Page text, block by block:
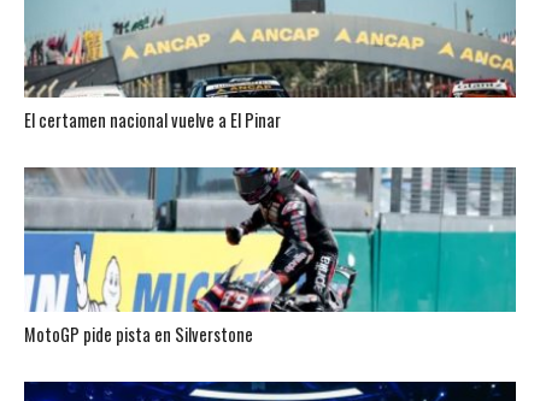
El certamen nacional vuelve a El Pinar
MotoGP pide pista en Silverstone